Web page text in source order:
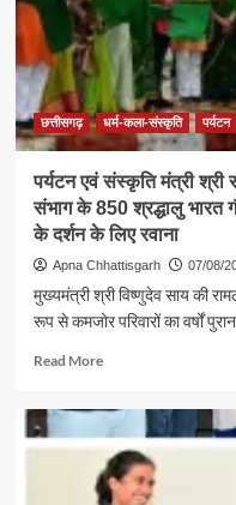
बड़ी
शक्ति
राजेश
अग्रवाल
छत्तीसगढ़ धर्म-कला-संस्कृति पर्यटन
पर्यटन एवं संस्कृति मंत्री
संभाग के 850 श्रद्धालु भारत
के दर्शन के लिए रवाना
Apna Chhattisgarh 07/08/
मुख्यमंत्री श्री विष्णुदेव साय की
रूप से कमजोर परिवारों का वर्षों
Read MoreRead
पर्यटन
एवं
संस्कृति
मंत्री